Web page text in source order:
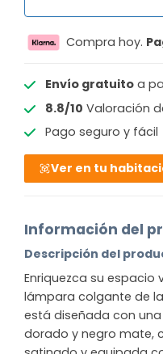
Compra hoy.
Envío gratuitoa
8.8/10 Valoración
Pago seguro y fácil
Ver en tu
Información del
Descripción del
Enriquezca su espacio
lámpara colgante de la
está diseñada con
dorado y negro mate,